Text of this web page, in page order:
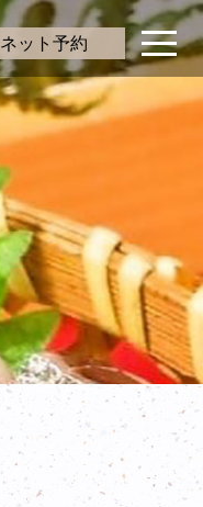
ネット予約